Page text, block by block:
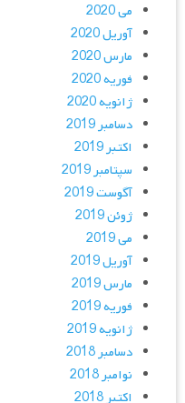
می 2020
آوریل 2020
مارس 2020
فوریه 2020
ژانویه 2020
دسامبر 2019
اکتبر 2019
سپتامبر 2019
آگوست 2019
ژوئن 2019
می 2019
آوریل 2019
مارس 2019
فوریه 2019
ژانویه 2019
دسامبر 2018
نوامبر 2018
اکتبر 2018